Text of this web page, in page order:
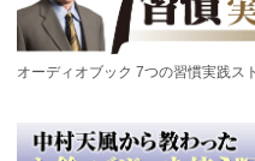
オーディオブック 7つの習慣実践ス